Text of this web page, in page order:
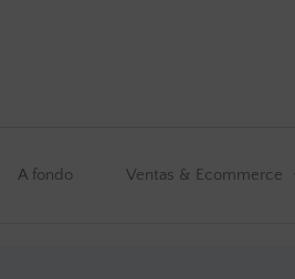
A fondo Ventas & Ecommerce